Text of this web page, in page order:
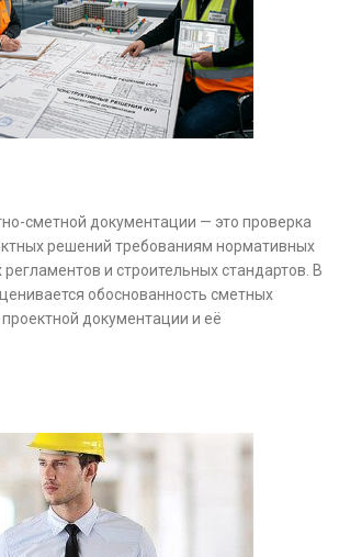
сметной документации — это проверка
решений требованиям нормативных
регламентов и строительных стандартов. В
обоснованность сметных
документации и её
на этапе строительства и